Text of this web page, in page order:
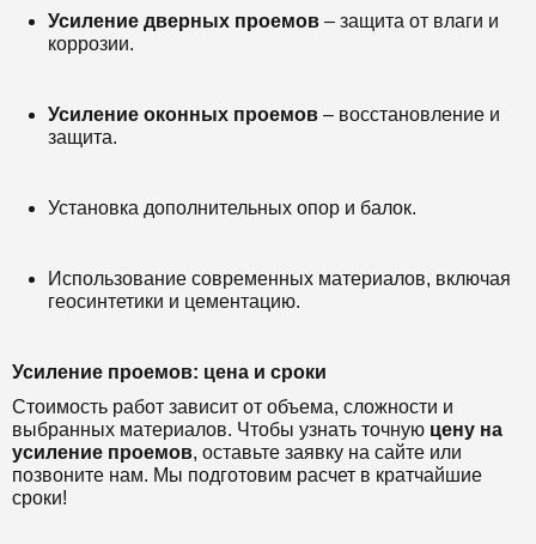
Усиление дверных проемов – защита от влаги и
коррозии.
Усиление оконных проемов – восстановление и
защита.
Установка дополнительных опор и балок.
Использование современных материалов, включая
геосинтетики и цементацию.
Усиление проемов: цена и сроки
Стоимость работ зависит от объема, сложности и
выбранных материалов. Чтобы узнать точную цену на
усиление проемов, оставьте заявку на сайте или
позвоните нам. Мы подготовим расчет в кратчайшие
сроки!